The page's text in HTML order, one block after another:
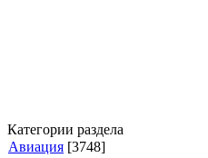
Категории раздела
Авиация [3748]